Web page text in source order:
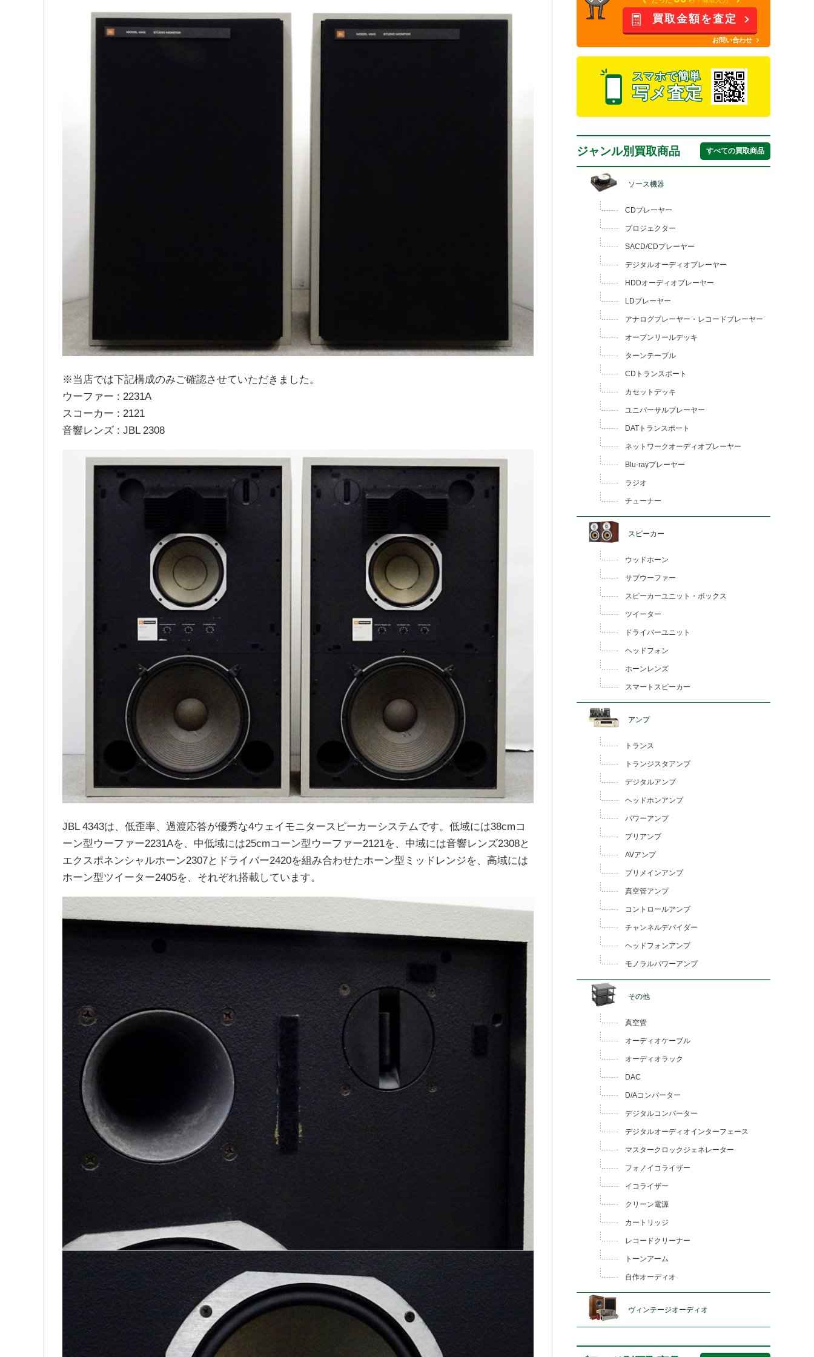
※当店では下記構成のみご確認させていただきました。
ウーファー : 2231A
スコーカー : 2121
音響レンズ : JBL 2308
JBL 4343は、低歪率、過渡応答が優秀な4ウェイモニタースピーカーシステムです。低域には38cmコ
ーン型ウーファー2231Aを、中低域には25cmコーン型ウーファー2121を、中域には音響レンズ2308と
エクスポネンシャルホーン2307とドライバー2420を組み合わせたホーン型ミッドレンジを、高域には
ホーン型ツイーター2405を、それぞれ搭載しています。
買取金額を査定
お問い合わせ
スマホで簡単
写メ査定
ジャンル別買取商品 すべての買取商品
ソース機器
CDプレーヤー
プロジェクター
SACD/CDプレーヤー
デジタルオーディオプレーヤー
HDDオーディオプレーヤー
LDプレーヤー
アナログプレーヤー・レコードプレーヤー
オープンリールデッキ
ターンテーブル
CDトランスポート
カセットデッキ
ユニバーサルプレーヤー
DATトランスポート
ネットワークオーディオプレーヤー
Blu-rayプレーヤー
ラジオ
チューナー
スピーカー
ウッドホーン
サブウーファー
スピーカーユニット・ボックス
ツイーター
ドライバーユニット
ヘッドフォン
ホーンレンズ
スマートスピーカー
アンプ
トランス
トランジスタアンプ
デジタルアンプ
ヘッドホンアンプ
パワーアンプ
プリアンプ
AVアンプ
プリメインアンプ
真空管アンプ
コントロールアンプ
チャンネルデバイダー
ヘッドフォンアンプ
モノラルパワーアンプ
その他
真空管
オーディオケーブル
オーディオラック
DAC
D/Aコンバーター
デジタルコンバーター
デジタルオーディオインターフェース
マスタークロックジェネレーター
フォノイコライザー
イコライザー
クリーン電源
カートリッジ
レコードクリーナー
トーンアーム
自作オーディオ
ヴィンテージオーディオ